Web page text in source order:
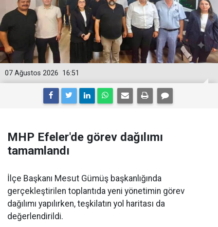
16:51
07 Ağustos 2026
MHP Efeler'de görev dağılımı
tamamlandı
İlçe Başkanı Mesut Gümüş başkanlığında
gerçekleştirilen toplantıda yeni yönetimin görev
dağılımı yapılırken, teşkilatın yol haritası da
değerlendirildi.